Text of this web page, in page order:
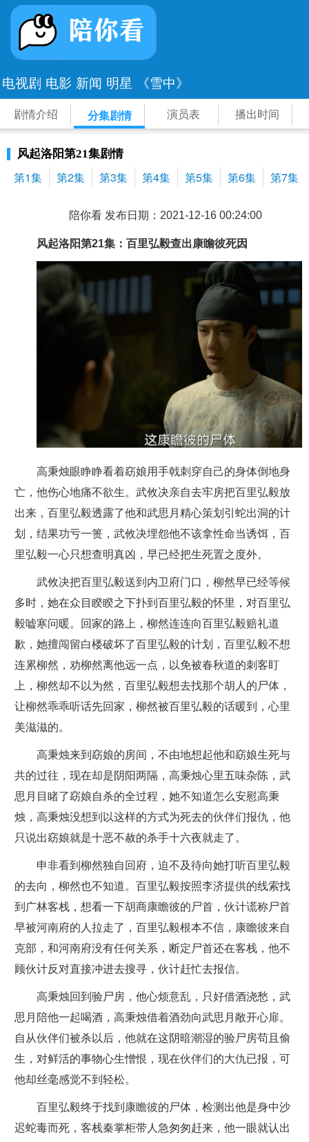
电视剧 电影 新闻 明星 《雪中》
剧情介绍 分集剧情 演员表 播出时间
风起洛阳第21集剧情
第1集 第2集 第3集 第4集 第5集 第6集 第7集
陪你看 发布日期：2021-12-16 00:24:00
风起洛阳第21集：百里弘毅查出康瞻彼死因
高秉烛眼睁睁看着窈娘用手戟刺穿自己的身体倒地身
亡，他伤心地痛不欲生。武攸决亲自去牢房把百里弘毅放
出来，百里弘毅透露了他和武思月精心策划引蛇出洞的计
划，结果功亏一篑，武攸决埋怨他不该拿性命当诱饵，百
里弘毅一心只想查明真凶，早已经把生死置之度外。
武攸决把百里弘毅送到内卫府门口，柳然早已经等候
多时，她在众目睽睽之下扑到百里弘毅的怀里，对百里弘
毅嘘寒问暖。回家的路上，柳然连连向百里弘毅赔礼道
歉，她擅闯留白楼破坏了百里弘毅的计划，百里弘毅不想
连累柳然，劝柳然离他远一点，以免被春秋道的刺客盯
上，柳然却不以为然，百里弘毅想去找那个胡人的尸体，
让柳然乖乖听话先回家，柳然被百里弘毅的话暖到，心里
美滋滋的。
高秉烛来到窈娘的房间，不由地想起他和窈娘生死与
共的过往，现在却是阴阳两隔，高秉烛心里五味杂陈，武
思月目睹了窈娘自杀的全过程，她不知道怎么安慰高秉
烛，高秉烛没想到以这样的方式为死去的伙伴们报仇，他
只说出窈娘就是十恶不赦的杀手十六夜就走了。
申非看到柳然独自回府，迫不及待向她打听百里弘毅
的去向，柳然也不知道。百里弘毅按照李济提供的线索找
到广林客栈，想看一下胡商康瞻彼的尸首，伙计谎称尸首
早被河南府的人拉走了，百里弘毅根本不信，康瞻彼来自
克部，和河南府没有任何关系，断定尸首还在客栈，他不
顾伙计反对直接冲进去搜寻，伙计赶忙去报信。
高秉烛回到验尸房，他心烦意乱，只好借酒浇愁，武
思月陪他一起喝酒，高秉烛借着酒劲向武思月敞开心扉。
自从伙伴们被杀以后，他就在这阴暗潮湿的验尸房苟且偷
生，对鲜活的事物心生憎恨，现在伙伴们的大仇已报，可
他却丝毫感觉不到轻松。
百里弘毅终于找到康瞻彼的尸体，检测出他是身中沙
迟蛇毒而死，客栈秦掌柜带人急匆匆赶来，他一眼就认出